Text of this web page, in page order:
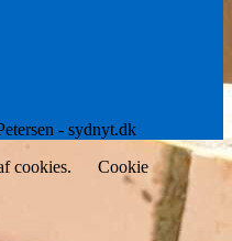
- sydnyt.dk
cookies.
Cookie